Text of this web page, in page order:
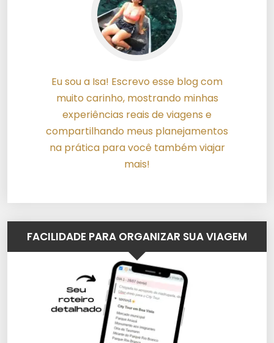
Eu sou a Isa! Escrevo esse blog com
muito carinho, mostrando minhas
experiências reais de viagens e
compartilhando meus planejamentos
na prática para você também viajar
mais!
FACILIDADE PARA ORGANIZAR SUA VIAGEM